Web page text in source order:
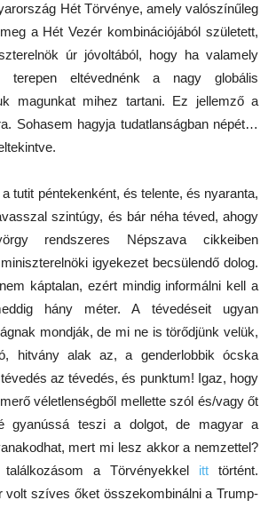
Hét Törvénye, amely valószínűleg
a Hét Vezér kombinációjából született,
úr jóvoltából, hogy ha valamely
terepen eltévednénk a nagy globális
magunkat mihez tartani. Ez jellemző a
Sohasem hagyja tudatlanságban népét…
tutit péntekenként, és telente, és nyaranta,
szintúgy, és bár néha téved, ahogy
rendszeres Népszava cikkeiben
igyekezet becsülendő dolog.
káptalan, ezért mindig informálni kell a
hány méter. A tévedéseit ugyan
mondják, de mi ne is törődjünk velük,
hitvány alak az, a genderlobbik ócska
az tévedés, és punktum! Igaz, hogy
véletlenségből mellette szól és/vagy őt
gyanússá teszi a dolgot, de magyar a
mert mi lesz akkor a nemzettel?
találkozásom a Törvényekkel itt történt.
volt szíves őket összekombinálni a Trump-